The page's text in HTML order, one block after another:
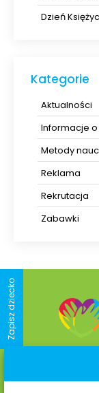
Dzień
Kategorie
Aktualności
Informacje
Metody
Reklama
Rekrutacja
Zabawki
Zapisz dziecko